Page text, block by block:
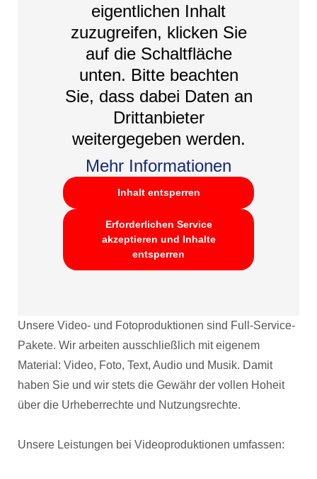
eigentlichen Inhalt
zuzugreifen, klicken Sie
auf die Schaltfläche
unten. Bitte beachten
Sie, dass dabei Daten an
Drittanbieter
weitergegeben werden.
Mehr Informationen
Inhalt entsperren
Erforderlichen Service
akzeptieren und Inhalte
entsperren
Unsere Video- und Fotoproduktionen sind Full-Service-
Pakete. Wir arbeiten ausschließlich mit eigenem
Material: Video, Foto, Text, Audio und Musik. Damit
haben Sie und wir stets die Gewähr der vollen Hoheit
über die Urheberrechte und Nutzungsrechte.
Unsere Leistungen bei Videoproduktionen umfassen: